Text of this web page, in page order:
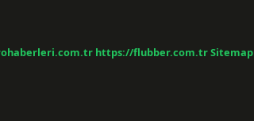
https://flubber.com.trSitemap